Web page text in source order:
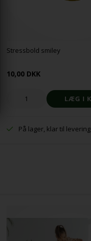
Stressbold smiley
10,00 DKK
På lager, klar til levering